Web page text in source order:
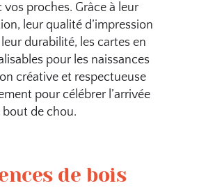
vos proches. Grâce à leur
leur qualité d’impression
durabilité, les cartes en
pour les naissances
créative et respectueuse
pour célébrer l’arrivée
de chou.
de bois